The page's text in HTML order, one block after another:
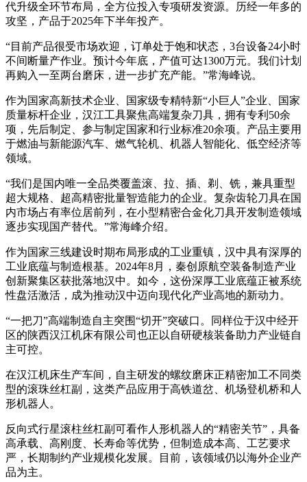
代升级全环节布局，全方位投入专项研发资源。历经一年多的
攻坚，产品于2025年下半年投产。
“目前产品很受市场欢迎，订单处于饱和状态，3台设备24小时
不间断量产作业。预计今年底，产值可达1300万元。我们计划
再购入一至两台磨床，进一步扩充产能。”常海峰说。
作为国家高新技术企业、国家级专精特新“小巨人”企业、国家
质量标杆企业，汉江工具聚焦高端复杂刀具，拥有专利50余
项，先后制定、参与制定国家和行业标准20余项。产品主要用
于燃油与新能源汽车、燃气轮机、机器人智能化、低空经济等
领域。
“我们是国内唯一全品类覆盖滚、拉、插、剃、铣，兼具重型
超大规格、超高精密批量智造能力的企业。复杂齿轮刀具在国
内市场占有率位居前列，在小型精密合金化刀具开发制造领域
逐步实现国产替代。”常海峰介绍。
作为国家三线建设时期布局形成的工业重镇，汉中具有深厚的
工业底蕴与制造根基。2024年8月，秦创原航空装备制造产业
创新聚集区获批落地汉中。如今，这份深厚工业底蕴正被系统
性盘活激活，成为推动汉中迈向现代化产业高地的新动力。
“一把刀”高端制造自主突围“切开”突破口。同样位于汉中经开
区的陕西汉江机床有限公司也正以自研硬核装备助力产业链自
主可控。
在汉江机床生产车间，自主研发的螺纹磨床正精密加工不同类
型的滚珠丝杠副，这类产品应用于高铁道岔、机场登机桥和人
形机器人。
反向式行星滚柱丝杠副可看作人形机器人的“精密关节”，具备
高承载、高刚度、长寿命等优势，但制造成本高、工艺要求
严，长期制约产业规模化发展。目前，该领域仍以海外企业产
品为主。